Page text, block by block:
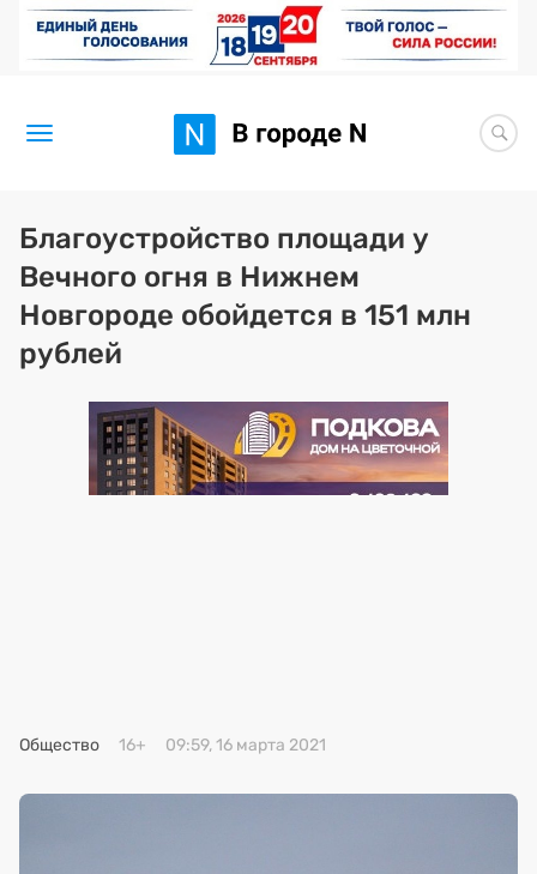
Новости
Статьи
Здоровье
Искусство исцелять
Премия 2026 (текущая)
Благоустройство площади у
Вечного огня в Нижнем
Новгороде обойдется в 151 млн
рублей
Общество 16+ 09:59, 16 марта 2021